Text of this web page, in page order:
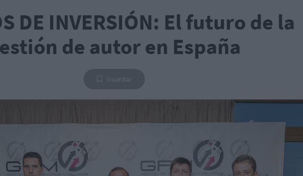
DE INVERSIÓN: El futuro de la
de autor en España